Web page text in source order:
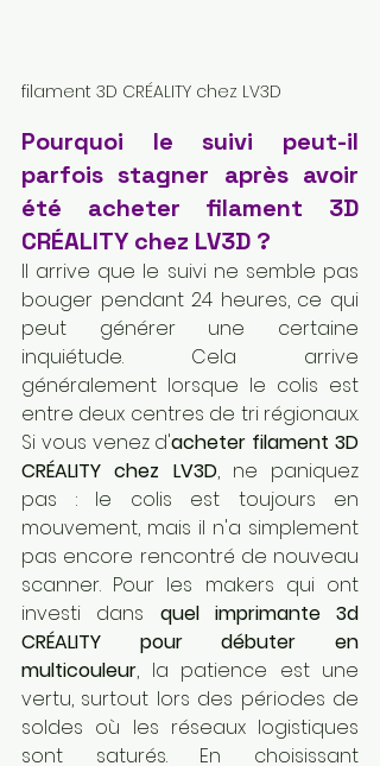
filament 3D CRÉALITY chez LV3D
Pourquoi le suivi peut-il
parfois stagner après avoir
été acheter filament 3D
CRÉALITY chez LV3D ?
Il arrive que le suivi ne semble pas
bouger pendant 24 heures, ce qui
peut générer une certaine
inquiétude. Cela arrive
généralement lorsque le colis est
entre deux centres de tri régionaux.
Si vous venez d'acheter filament 3D
CRÉALITY chez LV3D, ne paniquez
pas : le colis est toujours en
mouvement, mais il n'a simplement
pas encore rencontré de nouveau
scanner. Pour les makers qui ont
investi dans quel imprimante 3d
CRÉALITY pour débuter en
multicouleur, la patience est une
vertu, surtout lors des périodes de
soldes où les réseaux logistiques
sont saturés. En choisissant